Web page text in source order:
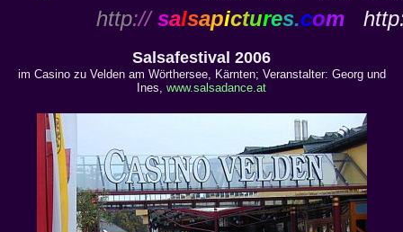
http:// salsapictures.com
Salsafestival 2006
im Casino zu Velden am Wörthersee, Kärnten; Veranstalter: Georg und
Ines, www.salsadance.at